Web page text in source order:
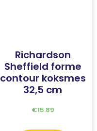
Richardson
Sheffield forme
contour koksmes
32,5 cm
€15.89